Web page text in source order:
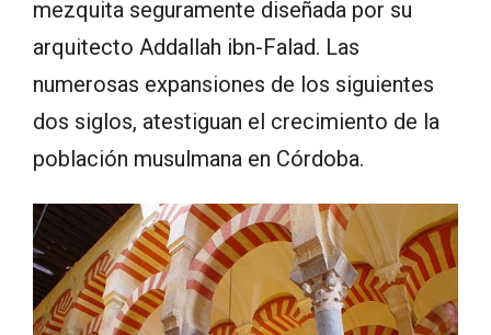
mezquita seguramente diseñada por su
arquitecto Addallah ibn-Falad. Las
numerosas expansiones de los siguientes
dos siglos, atestiguan el crecimiento de la
población musulmana en Córdoba.